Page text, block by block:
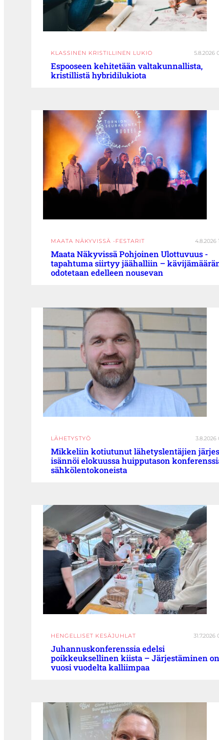
KLASSINEN KRISTILLINEN LUKIO 5.8.2026
Espooseen kehitetään valtakunnallista,
kristillistä hybridilukiota
MAATA NÄKYVISSÄ -FESTARIT 4.8.2026
Maata Näkyvissä Pohjoinen Ulottuvuus -
tapahtuma siirtyy jäähalliin –
odotetaan edelleen nousevan
LÄHETYSTYÖ 3.8.2026
Mikkeliin kotiutunut lähetyslentäjien
isännöi elokuussa huipputason
sähkölentokoneista
HENGELLISET KESÄJUHLAT 31.7.2026
Juhannuskonferenssia edelsi
poikkeuksellinen kiista – Järjestäminen on
vuosi vuodelta kalliimpaa